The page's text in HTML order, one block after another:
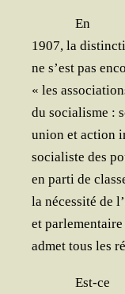
En
1907, la
ne s’est pas
« les
du socia­lisme :
union et action
socia­liste des
en par­ti de
la néces­si­té de
et
admet tous les
Est-ce